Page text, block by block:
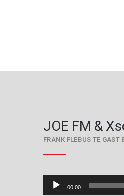
JOE FM &
FRANK FLEBUS TE
Audiospeler
00:00